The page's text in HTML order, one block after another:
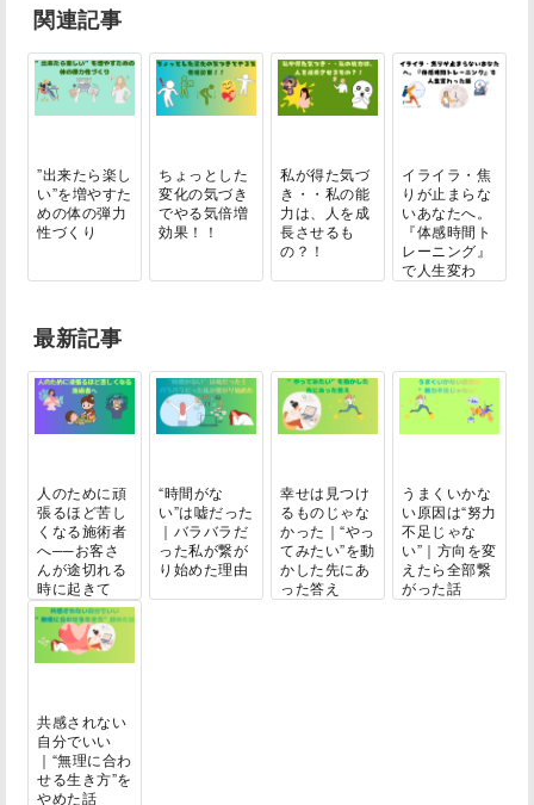
関連記事
”出来たら楽し
い”を増やすた
めの体の弾力
性づくり
ちょっとした
変化の気づき
でやる気倍増
効果！！
私が得た気づ
き・・私の能
力は、人を成
長させるも
の？！
イライラ・焦
りが止まらな
いあなたへ。
『体感時間ト
レーニング』
で人生変わ
っ...
最新記事
人のために頑
張るほど苦し
くなる施術者
へ──お客さ
んが途切れる
時に起きて
い...
“時間がな
い”は嘘だった
｜バラバラだ
った私が繋が
り始めた理由
幸せは見つけ
るものじゃな
かった｜“やっ
てみたい”を動
かした先にあ
った答え
うまくいかな
い原因は“努力
不足じゃな
い”｜方向を変
えたら全部繋
がった話
共感されない
自分でいい
｜“無理に合わ
せる生き方”を
やめた話